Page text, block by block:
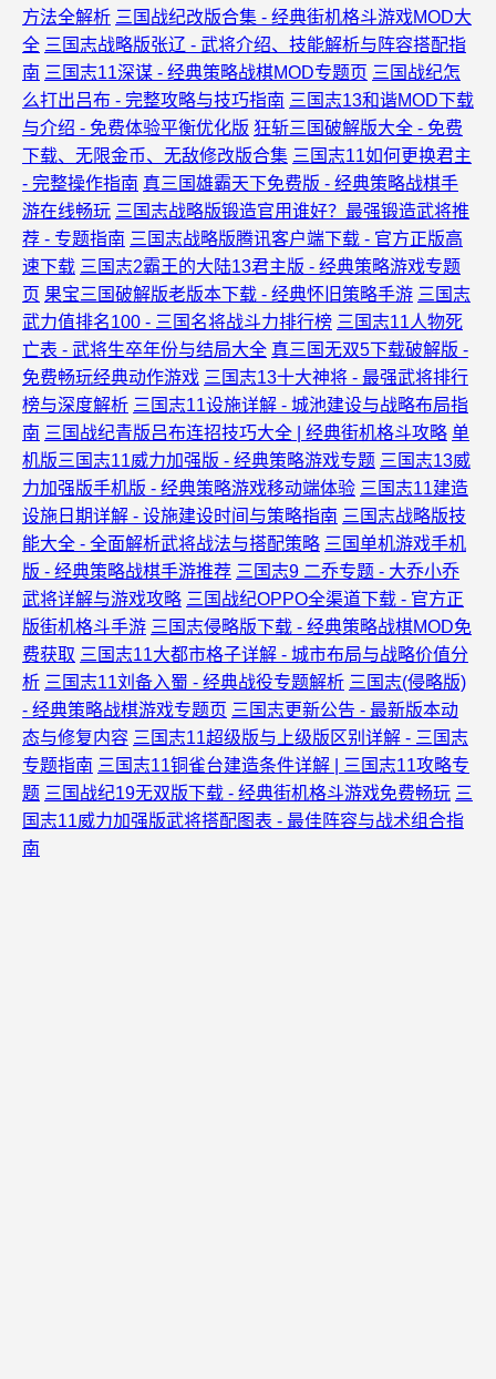
方法全解析 三国战纪改版合集 - 经典街机格斗游戏MOD大
全 三国志战略版张辽 - 武将介绍、技能解析与阵容搭配指
南 三国志11深谋 - 经典策略战棋MOD专题页 三国战纪怎
么打出吕布 - 完整攻略与技巧指南 三国志13和谐MOD下载
与介绍 - 免费体验平衡优化版 狂斩三国破解版大全 - 免费
下载、无限金币、无敌修改版合集 三国志11如何更换君主
- 完整操作指南 真三国雄霸天下免费版 - 经典策略战棋手
游在线畅玩 三国志战略版锻造官用谁好？最强锻造武将推
荐 - 专题指南 三国志战略版腾讯客户端下载 - 官方正版高
速下载 三国志2霸王的大陆13君主版 - 经典策略游戏专题
页 果宝三国破解版老版本下载 - 经典怀旧策略手游 三国志
武力值排名100 - 三国名将战斗力排行榜 三国志11人物死
亡表 - 武将生卒年份与结局大全 真三国无双5下载破解版 -
免费畅玩经典动作游戏 三国志13十大神将 - 最强武将排行
榜与深度解析 三国志11设施详解 - 城池建设与战略布局指
南 三国战纪青版吕布连招技巧大全 | 经典街机格斗攻略 单
机版三国志11威力加强版 - 经典策略游戏专题 三国志13威
力加强版手机版 - 经典策略游戏移动端体验 三国志11建造
设施日期详解 - 设施建设时间与策略指南 三国志战略版技
能大全 - 全面解析武将战法与搭配策略 三国单机游戏手机
版 - 经典策略战棋手游推荐 三国志9 二乔专题 - 大乔小乔
武将详解与游戏攻略 三国战纪OPPO全渠道下载 - 官方正
版街机格斗手游 三国志侵略版下载 - 经典策略战棋MOD免
费获取 三国志11大都市格子详解 - 城市布局与战略价值分
析 三国志11刘备入蜀 - 经典战役专题解析 三国志(侵略版)
- 经典策略战棋游戏专题页 三国志更新公告 - 最新版本动
态与修复内容 三国志11超级版与上级版区别详解 - 三国志
专题指南 三国志11铜雀台建造条件详解 | 三国志11攻略专
题 三国战纪19无双版下载 - 经典街机格斗游戏免费畅玩 三
国志11威力加强版武将搭配图表 - 最佳阵容与战术组合指
南